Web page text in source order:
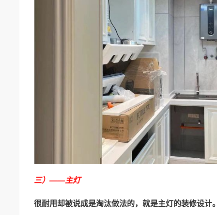
三）——主灯
很耐用却被说成是淘汰做法的，就是主灯的装修设计